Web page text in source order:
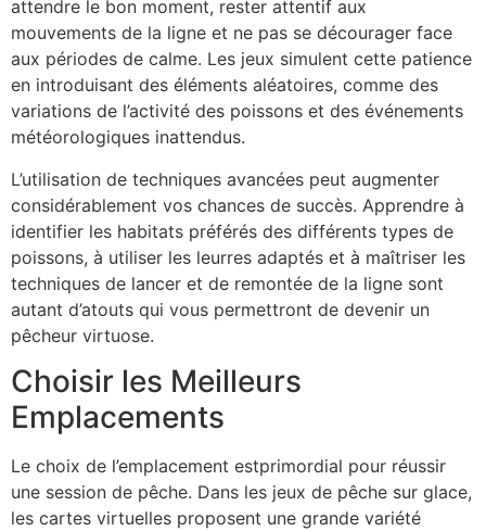
attendre le bon moment, rester attentif aux
mouvements de la ligne et ne pas se décourager face
aux périodes de calme. Les jeux simulent cette patience
en introduisant des éléments aléatoires, comme des
variations de l’activité des poissons et des événements
météorologiques inattendus.
L’utilisation de techniques avancées peut augmenter
considérablement vos chances de succès. Apprendre à
identifier les habitats préférés des différents types de
poissons, à utiliser les leurres adaptés et à maîtriser les
techniques de lancer et de remontée de la ligne sont
autant d’atouts qui vous permettront de devenir un
pêcheur virtuose.
Choisir les Meilleurs
Emplacements
Le choix de l’emplacement estprimordial pour réussir
une session de pêche. Dans les jeux de pêche sur glace,
les cartes virtuelles proposent une grande variété